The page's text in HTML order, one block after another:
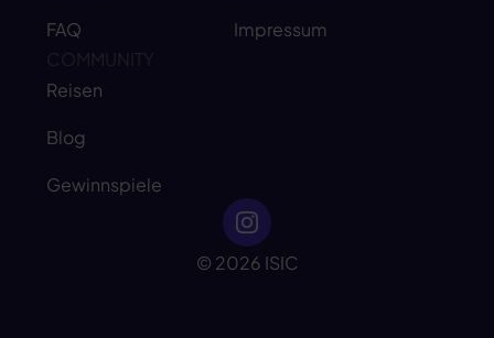
FAQ
Impressum
Reisen
Blog
Gewinnspiele
© 2026 ISIC